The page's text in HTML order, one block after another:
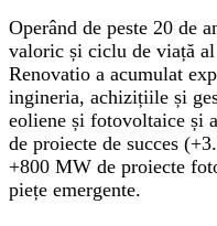
Operând de peste 20 de
valoric și ciclu de viață
Renovatio a acumulat
ingineria, achizițiile și
eoliene și fotovoltaice și
de proiecte de succes
+800 MW de proiecte
piețe emergente.